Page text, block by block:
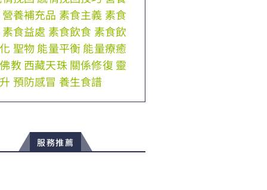
營養補充品 素食主義 素食
素食益處 素食飲食 素食飲
聖物能量平衡能量療癒
教西藏天珠關係修復 靈
預防感冒 養生食譜
服務推薦